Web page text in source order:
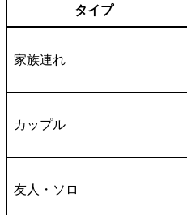
タイプ
家族連れ
カップル
友人・ソロ